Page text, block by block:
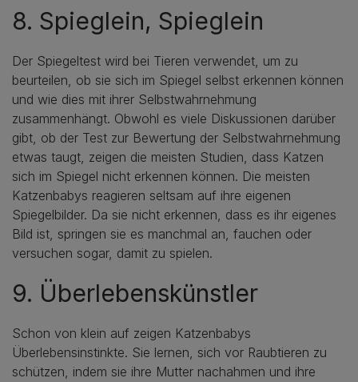
8. Spieglein, Spieglein
Der Spiegeltest wird bei Tieren verwendet, um zu
beurteilen, ob sie sich im Spiegel selbst erkennen können
und wie dies mit ihrer Selbstwahrnehmung
zusammenhängt. Obwohl es viele Diskussionen darüber
gibt, ob der Test zur Bewertung der Selbstwahrnehmung
etwas taugt, zeigen die meisten Studien, dass Katzen
sich im Spiegel nicht erkennen können. Die meisten
Katzenbabys reagieren seltsam auf ihre eigenen
Spiegelbilder. Da sie nicht erkennen, dass es ihr eigenes
Bild ist, springen sie es manchmal an, fauchen oder
versuchen sogar, damit zu spielen.
9. Überlebenskünstler
Schon von klein auf zeigen Katzenbabys
Überlebensinstinkte. Sie lernen, sich vor Raubtieren zu
schützen, indem sie ihre Mutter nachahmen und ihre